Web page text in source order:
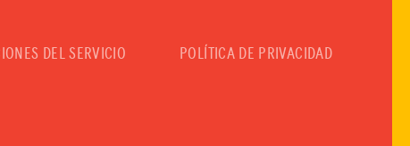
DEL SERVICIO POLÍTICA DE PRIVACIDAD